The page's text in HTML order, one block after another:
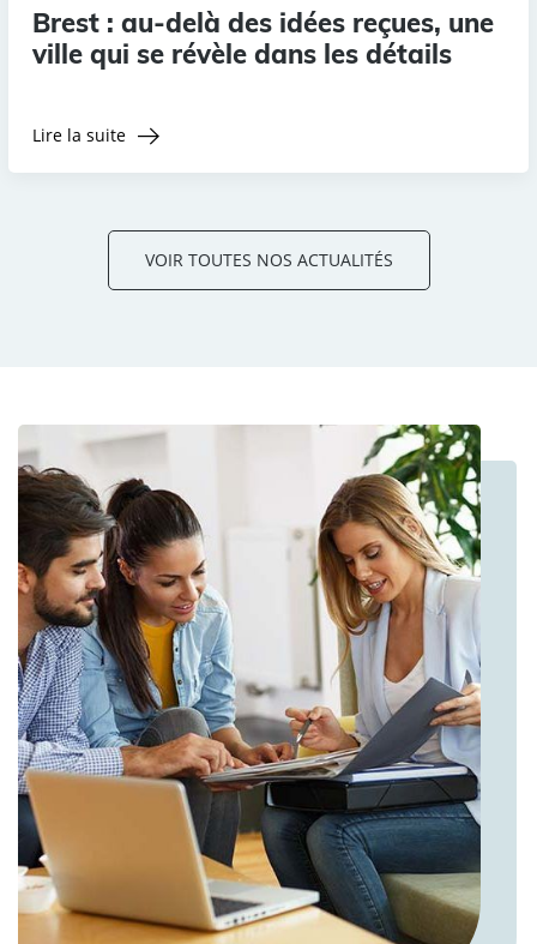
Brest : au-delà des idées reçues, une
ville qui se révèle dans les détails
Lire la suite
VOIR TOUTES NOS ACTUALITÉS